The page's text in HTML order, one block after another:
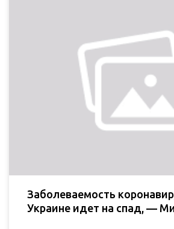
Заболеваемость
Украине идет на спад, —